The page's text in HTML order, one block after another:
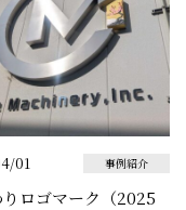
01 事例紹介
りロゴマーク（2025